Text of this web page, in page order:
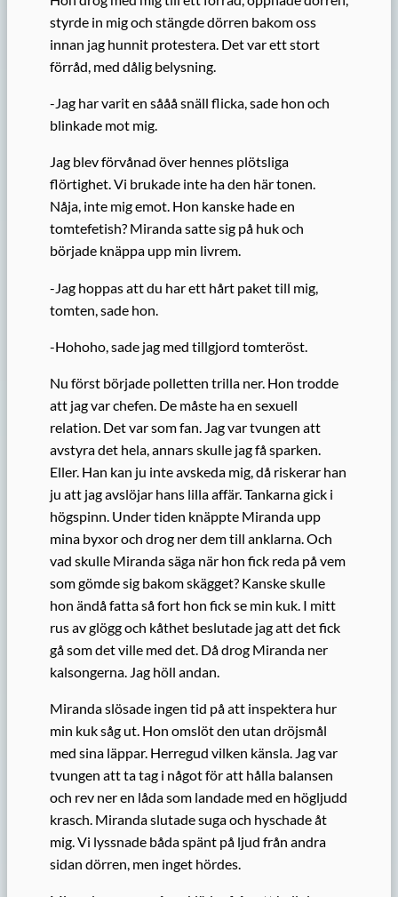
styrde in mig och stängde dörren bakom oss
innan jag hunnit protestera. Det var ett stort
förråd, med dålig belysning.
-Jag har varit en sååå snäll flicka, sade hon och
blinkade mot mig.
Jag blev förvånad över hennes plötsliga
flörtighet. Vi brukade inte ha den här tonen.
Nåja, inte mig emot. Hon kanske hade en
tomtefetish? Miranda satte sig på huk och
började knäppa upp min livrem.
-Jag hoppas att du har ett hårt paket till mig,
tomten, sade hon.
-Hohoho, sade jag med tillgjord tomteröst.
Nu först började polletten trilla ner. Hon trodde
att jag var chefen. De måste ha en sexuell
relation. Det var som fan. Jag var tvungen att
avstyra det hela, annars skulle jag få sparken.
Eller. Han kan ju inte avskeda mig, då riskerar han
ju att jag avslöjar hans lilla affär. Tankarna gick i
högspinn. Under tiden knäppte Miranda upp
mina byxor och drog ner dem till anklarna. Och
vad skulle Miranda säga när hon fick reda på vem
som gömde sig bakom skägget? Kanske skulle
hon ändå fatta så fort hon fick se min kuk. I mitt
rus av glögg och kåthet beslutade jag att det fick
gå som det ville med det. Då drog Miranda ner
kalsongerna. Jag höll andan.
Miranda slösade ingen tid på att inspektera hur
min kuk såg ut. Hon omslöt den utan dröjsmål
med sina läppar. Herregud vilken känsla. Jag var
tvungen att ta tag i något för att hålla balansen
och rev ner en låda som landade med en högljudd
krasch. Miranda slutade suga och hyschade åt
mig. Vi lyssnade båda spänt på ljud från andra
sidan dörren, men inget hördes.